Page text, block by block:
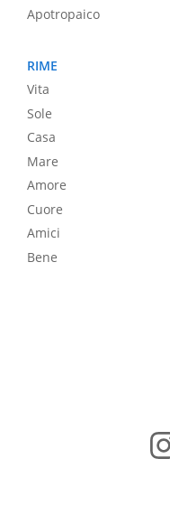
Apotropaico
RIME
Vita
Sole
Casa
Mare
Amore
Cuore
Amici
Bene